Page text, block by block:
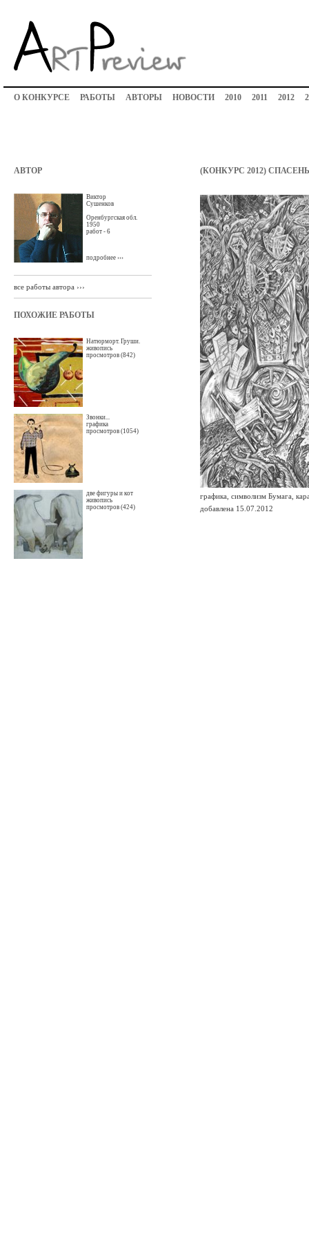
О КОНКУРСЕ РАБОТЫ АВТОРЫ НОВОСТИ 2010 2011 2012
АВТОР
Виктор
Сушенков
Оренбургская обл.
1950
работ - 6
подробнее ›››
все работы автора ›››
ПОХОЖИЕ РАБОТЫ
Натюрморт. Груши.
живопись
просмотров (842)
Звонки...
графика
просмотров (1054)
две фигуры и кот
живопись
просмотров (424)
(КОНКУРС 2012)
графика, символизм Бумага,
добавлена 15.07.2012